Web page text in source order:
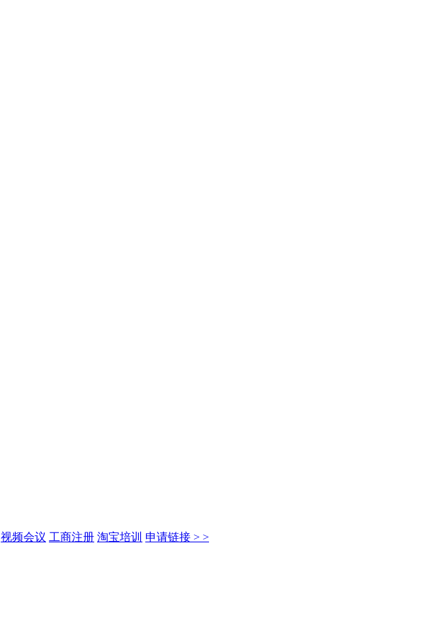
视频会议 工商注册 淘宝培训 申请链接 > >